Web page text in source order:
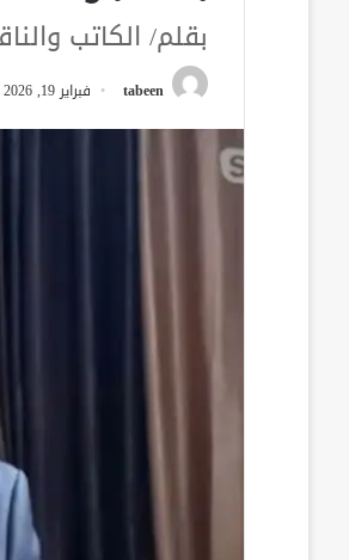
بقلم/ الكاتب
tabeen فبراير 19, 2026